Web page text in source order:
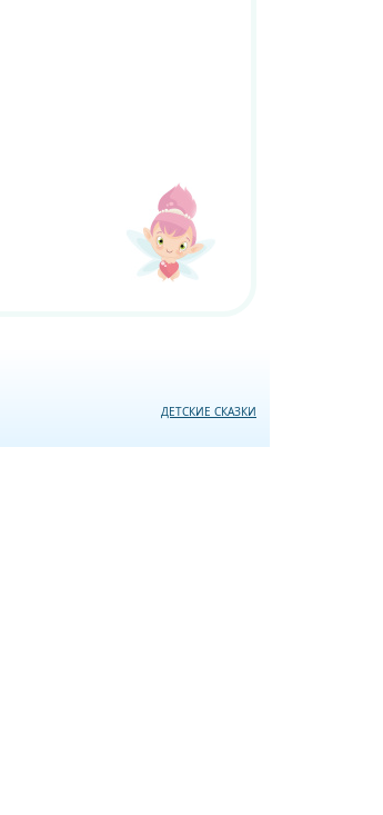
ДЕТСКИЕ СКАЗКИ